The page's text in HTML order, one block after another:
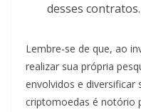
desses contratos.
Lembre-se de que, ao
realizar sua própria
envolvidos e
criptomoedas é notório